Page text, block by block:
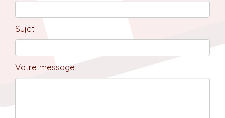
Sujet
Votre message